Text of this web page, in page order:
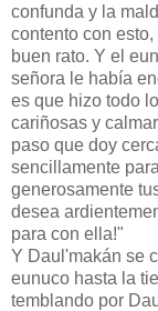
confunda y la
contento con
buen rato. Y el
señora le había
es que hizo todo
cariñosas y
paso que doy
sencillamente
generosamente
desea
para con ella!"
Y Daul'makán se
eunuco hasta la
temblando por